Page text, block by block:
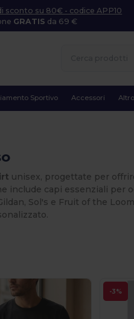
sconto su 80€ - codice APP10
GRATIS da 69 €
Sportivo Accessori Altro
unisex, progettate per
include capi essenziali per
Sol's e Fruit of the
-3%